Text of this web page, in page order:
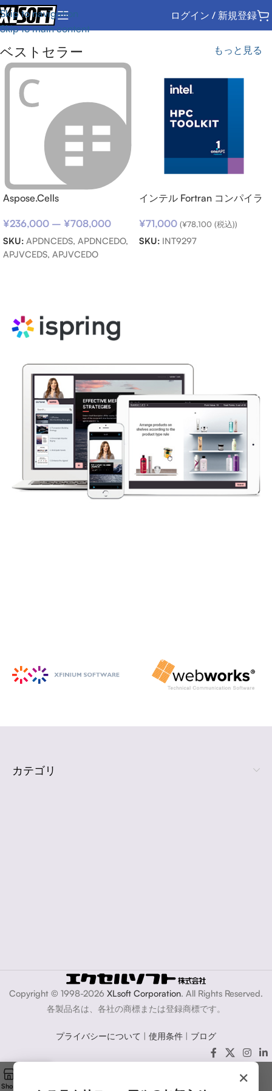
Skip to navigation
Skip to main content
ログイン / 新規登録
ベストセラー もっと見る
Aspose.Cells
¥236,000 – ¥708,000
SKU: APDNCEDS, APDNCEDO,
APJVCEDS, APJVCEDO
インテル Fortran コンパイラ
(期限内更新用)
¥71,000 (¥78,100 (税込))
SKU: INT9297
PowerPoint から HTML5 形式の e ラ
ーニング コンテンツを作成
カテゴリ
Copyright © 1998-2026 XLsoft Corporation. All Rights Reserved.
各製品名は、各社の商標または登録商標です。
プライバシーについて | 使用条件 | ブログ
Shop ×